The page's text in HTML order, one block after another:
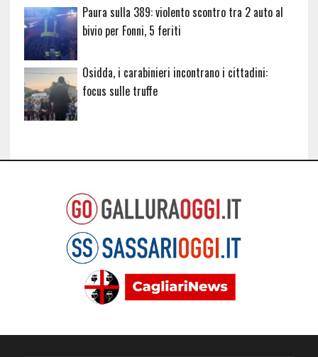
Paura sulla 389: violento scontro tra 2 auto al
bivio per Fonni, 5 feriti
Osidda, i carabinieri incontrano i cittadini:
focus sulle truffe